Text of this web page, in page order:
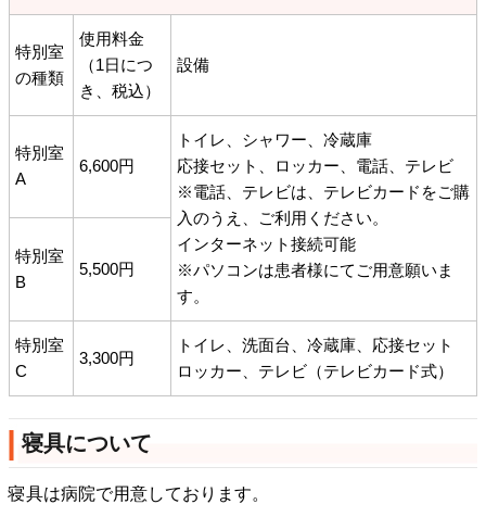
特別室
の種類
使用料金
（1日につ
き、税込）
設備
特別室
A
6,600円
トイレ、シャワー、冷蔵庫
応接セット、ロッカー、電話、テレビ
※電話、テレビは、テレビカードをご購
入のうえ、ご利用ください。
インターネット接続可能
※パソコンは患者様にてご用意願いま
す。
特別室
B
5,500円
特別室
C
3,300円
トイレ、洗面台、冷蔵庫、応接セット
ロッカー、テレビ（テレビカード式）
寝具について
寝具は病院で用意しております。